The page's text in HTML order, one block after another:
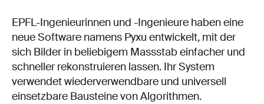
EPFL-Ingenieurinnen und -Ingenieure haben eine
neue Software namens Pyxu entwickelt, mit der
sich Bilder in beliebigem Massstab einfacher und
schneller rekonstruieren lassen. Ihr System
verwendet wiederverwendbare und universell
einsetzbare Bausteine von Algorithmen.